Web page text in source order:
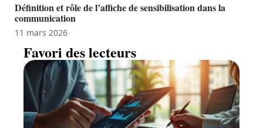
Définition et rôle de l’affiche de sensibilisation dans la
communication
11 mars 2026
Favori des lecteurs